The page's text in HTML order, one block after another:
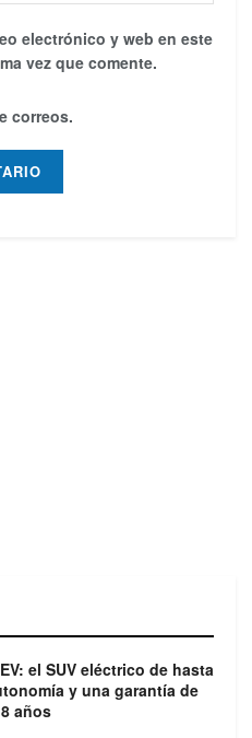
electrónico y web en este
vez que comente.
correos.
el SUV eléctrico de hasta
y una garantía de
años